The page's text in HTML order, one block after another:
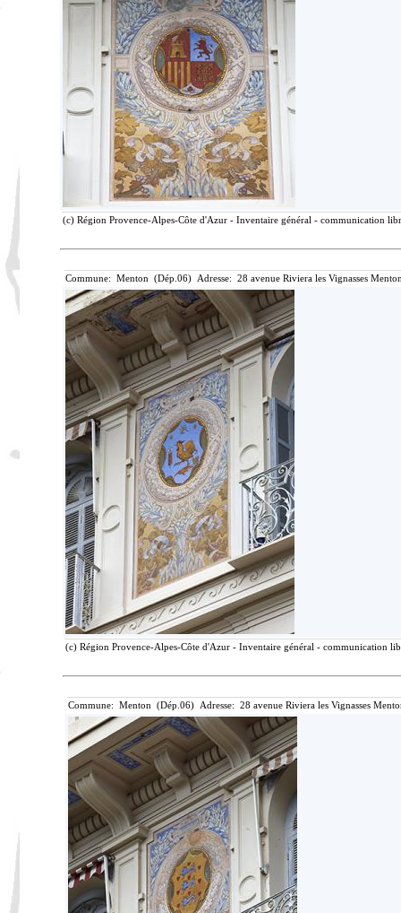
(c) Région Provence-Alpes-Côte d'Azur - Inventaire général - communication
Commune: Menton (Dép.06) Adresse: 28 avenue Riviera les Vignasses
(c) Région Provence-Alpes-Côte d'Azur - Inventaire général - communication
Commune: Menton (Dép.06) Adresse: 28 avenue Riviera les Vignasses